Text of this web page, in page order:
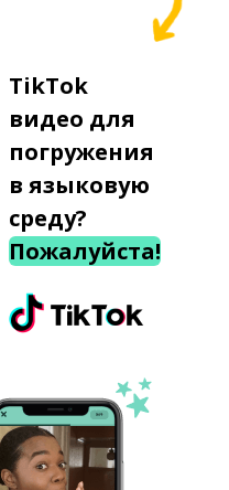
TikTok
видео для
погружения
в языковую
среду?
Пожалуйста!